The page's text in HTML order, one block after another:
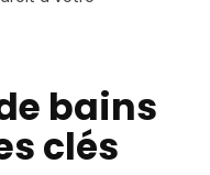
bains
clés